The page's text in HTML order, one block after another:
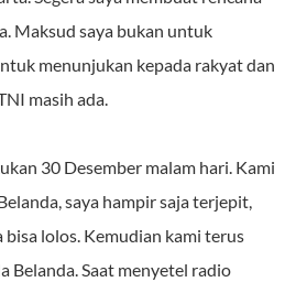
Maksud saya bukan untuk
menunjukan kepada rakyat dan
masih ada.
30 Desember malam hari. Kami
saya hampir saja terjepit,
bisa lolos. Kemudian kami terus
Belanda. Saat menyetel radio